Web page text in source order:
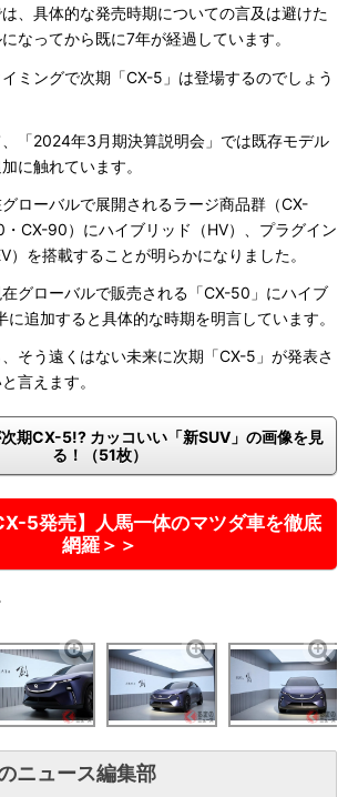
、具体的な発売時期についての言及は避けた
なってから既に7年が経過しています。
ミングで次期「CX-5」は登場するのでしょう
「2024年3月期決算説明会」では既存モデル
に触れています。
ローバルで展開されるラージ商品群（CX-
CX-90）にハイブリッド（HV）、プラグイン
）を搭載することが明らかになりました。
グローバルで販売される「CX-50」にハイブ
追加すると具体的な時期を明言しています。
そう遠くはない未来に次期「CX-5」が発表さ
言えます。
次期CX-5!? カッコいい「新SUV」の画像を見
る！（51枚）
5発売】人馬一体のマツダ車を徹底
網羅＞＞
ニュース編集部